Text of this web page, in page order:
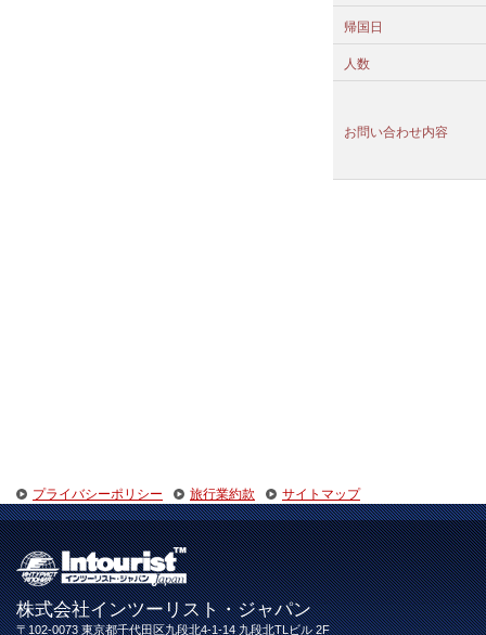
帰国日
人数
お問い合わせ内容
プライバシーポリシー 旅行業約款 サイトマップ
株式会社インツーリスト・ジャパン
〒102-0073 東京都千代田区九段北4-1-14 九段北TLビル 2F